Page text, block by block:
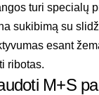
turi specialų
sukibimą su
esant
ribotas.
M+S